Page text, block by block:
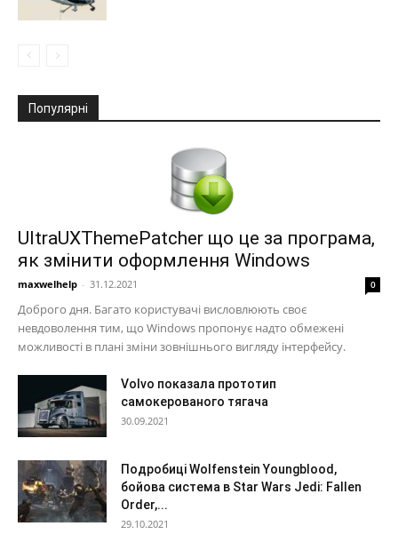
Популярні
UltraUXThemePatcher що це за програма,
як змінити оформлення Windows
maxwelhelp - 31.12.2021 0
Доброго дня. Багато користувачі висловлюють своє
невдоволення тим, що Windows пропонує надто обмежені
можливості в плані зміни зовнішнього вигляду інтерфейсу.
Volvo показала прототип
самокерованого тягача
30.09.2021
Подробиці Wolfenstein Youngblood,
бойова система в Star Wars Jedi: Fallen
Order,...
29.10.2021